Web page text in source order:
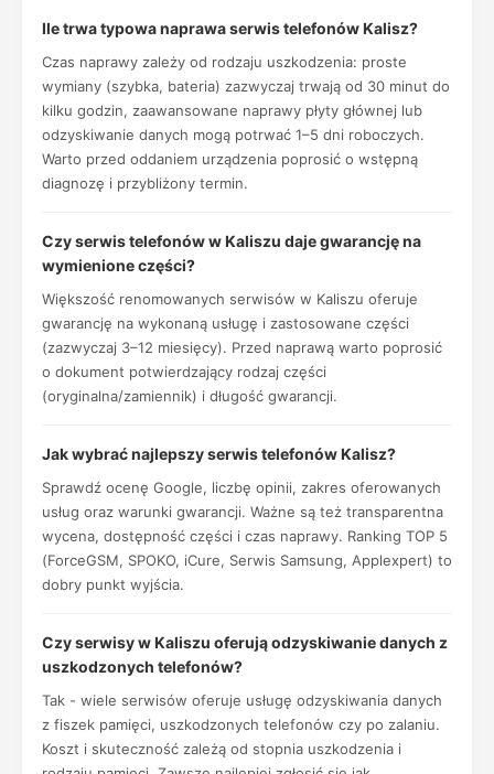
Ile trwa typowa naprawa serwis telefonów Kalisz?
Czas naprawy zależy od rodzaju uszkodzenia: proste
wymiany (szybka, bateria) zazwyczaj trwają od 30 minut do
kilku godzin, zaawansowane naprawy płyty głównej lub
odzyskiwanie danych mogą potrwać 1–5 dni roboczych.
Warto przed oddaniem urządzenia poprosić o wstępną
diagnozę i przybliżony termin.
Czy serwis telefonów w Kaliszu daje gwarancję na
wymienione części?
Większość renomowanych serwisów w Kaliszu oferuje
gwarancję na wykonaną usługę i zastosowane części
(zazwyczaj 3–12 miesięcy). Przed naprawą warto poprosić
o dokument potwierdzający rodzaj części
(oryginalna/zamiennik) i długość gwarancji.
Jak wybrać najlepszy serwis telefonów Kalisz?
Sprawdź ocenę Google, liczbę opinii, zakres oferowanych
usług oraz warunki gwarancji. Ważne są też transparentna
wycena, dostępność części i czas naprawy. Ranking TOP 5
(ForceGSM, SPOKO, iCure, Serwis Samsung, Applexpert) to
dobry punkt wyjścia.
Czy serwisy w Kaliszu oferują odzyskiwanie danych z
uszkodzonych telefonów?
Tak - wiele serwisów oferuje usługę odzyskiwania danych
z fiszek pamięci, uszkodzonych telefonów czy po zalaniu.
Koszt i skuteczność zależą od stopnia uszkodzenia i